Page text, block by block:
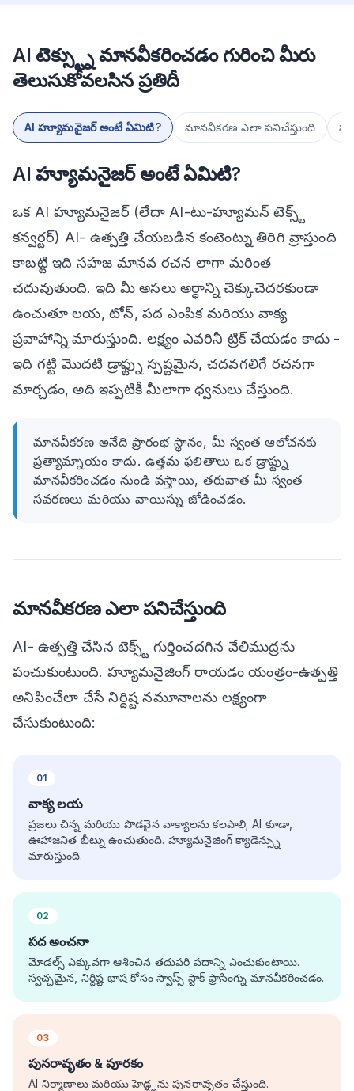
AI టెక్స్ట్ను మానవీకరించడం గురించి మీరు
తెలుసుకోవలసిన ప్రతిదీ
AI హ్యూమనైజర్ అంటే ఏమిటి? మానవీకరణ ఎలా పనిచేస్తుంది
AI హ్యూమనైజర్ అంటే ఏమిటి?
ఒక AI హ్యూమనైజర్ (లేదా AI-టు-హ్యూమన్ టెక్స్ట్
కన్వర్టర్) AI- ఉత్పత్తి చేయబడిన కంటెంట్ను తిరిగి వ్రాస్తుంది
కాబట్టి ఇది సహజ మానవ రచన లాగా మరింత
చదువుతుంది. ఇది మీ అసలు అర్ధాన్ని చెక్కుచెదరకుండా
ఉంచుతూ లయ, టోన్, పద ఎంపిక మరియు వాక్య
ప్రవాహాన్ని మారుస్తుంది. లక్ష్యం ఎవరినీ ట్రిక్ చేయడం కాదు -
ఇది గట్టి మొదటి డ్రాఫ్ట్ను స్పష్టమైన, చదవగలిగే రచనగా
మార్చడం, అది ఇప్పటికీ మీలాగా ధ్వనులు చేస్తుంది.
మానవీకరణ అనేది ప్రారంభ స్థానం, మీ స్వంత ఆలోచనకు
ప్రత్యామ్నాయం కాదు. ఉత్తమ ఫలితాలు ఒక డ్రాఫ్ట్ను
మానవీకరించడం నుండి వస్తాయి, తరువాత మీ స్వంత
సవరణలు మరియు వాయిస్ను జోడించడం.
మానవీకరణ ఎలా పనిచేస్తుంది
AI- ఉత్పత్తి చేసిన టెక్స్ట్ గుర్తించదగిన వేలిముద్రను
పంచుకుంటుంది. హ్యూమనైజింగ్ రాయడం యంత్రం-ఉత్పత్తి
అనిపించేలా చేసే నిర్దిష్ట నమూనాలను లక్ష్యంగా
చేసుకుంటుంది:
01
వాక్య లయ
ప్రజలు చిన్న మరియు పొడవైన వాక్యాలను కలపాలి; AI కూడా,
ఊహాజనిత బీట్ను ఉంచుతుంది. హ్యూమనైజింగ్ క్యాడెన్స్ను
మారుస్తుంది.
02
పద అంచనా
మోడల్స్ ఎక్కువగా ఆశించిన తదుపరి పదాన్ని ఎంచుకుంటాయి.
స్వచ్చమైన, నిర్దిష్ట భాష కోసం స్వాప్స్ స్టాక్ ఫ్రాసింగ్ను మానవీకరించడం.
03
పునరావృతం & పూరకం
AI నిర్మాణాలు మరియు హెడ్జ్లను పునరావృతం చేస్తుంది.